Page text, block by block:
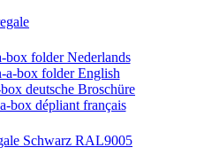
box folder Nederlands
a-box folder English
deutsche Broschüre
box dépliant français
Schwarz RAL9005